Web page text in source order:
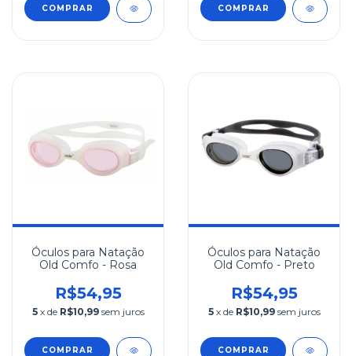
COMPRAR COMPRAR
Óculos para Natação
Old Comfo - Rosa
R$54,95
5 x de R$10,99 sem juros
COMPRAR
Óculos para Natação
Old Comfo - Preto
R$54,95
5 x de R$10,99 sem juros
COMPRAR